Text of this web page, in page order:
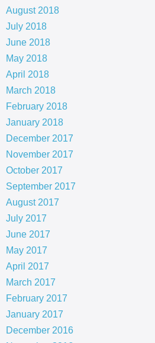
August 2018
July 2018
June 2018
May 2018
April 2018
March 2018
February 2018
January 2018
December 2017
November 2017
October 2017
September 2017
August 2017
July 2017
June 2017
May 2017
April 2017
March 2017
February 2017
January 2017
December 2016